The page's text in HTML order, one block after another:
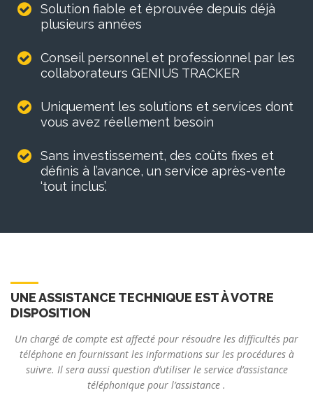
Solution fiable et éprouvée depuis déjà
plusieurs années
Conseil personnel et professionnel par les
collaborateurs GENIUS TRACKER
Uniquement les solutions et services dont
vous avez réellement besoin
Sans investissement, des coûts fixes et
définis à l’avance, un service après-vente
‘tout inclus’.
UNE ASSISTANCE TECHNIQUE EST À VOTRE
DISPOSITION
Un chargé de compte est affecté pour résoudre les difficultés par
téléphone en fournissant les informations sur les procédures à
suivre. Il sera aussi question d’utiliser le service d’assistance
téléphonique pour l’assistance .